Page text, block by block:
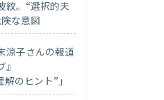
紋。“選択的夫
な意図
涼子さんの報道
のヒント”」